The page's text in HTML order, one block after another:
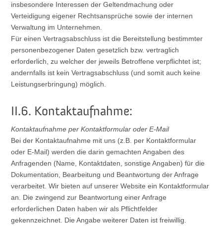
insbesondere Interessen der Geltendmachung oder
Verteidigung eigener Rechtsansprüche sowie der internen
Verwaltung im Unternehmen.
Für einen Vertragsabschluss ist die Bereitstellung bestimmter
personenbezogener Daten gesetzlich bzw. vertraglich
erforderlich, zu welcher der jeweils Betroffene verpflichtet ist;
andernfalls ist kein Vertragsabschluss (und somit auch keine
Leistungserbringung) möglich.
II.6. Kontaktaufnahme:
Kontaktaufnahme per Kontaktformular oder E-Mail
Bei der Kontaktaufnahme mit uns (z.B. per Kontaktformular
oder E-Mail) werden die darin gemachten Angaben des
Anfragenden (Name, Kontaktdaten, sonstige Angaben) für die
Dokumentation, Bearbeitung und Beantwortung der Anfrage
verarbeitet. Wir bieten auf unserer Website ein Kontaktformular
an. Die zwingend zur Beantwortung einer Anfrage
erforderlichen Daten haben wir als Pflichtfelder
gekennzeichnet. Die Angabe weiterer Daten ist freiwillig.